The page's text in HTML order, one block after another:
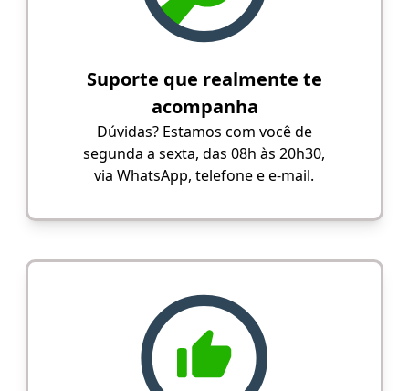
Suporte que realmente te
acompanha
Dúvidas? Estamos com você de
segunda a sexta, das 08h às 20h30,
via WhatsApp, telefone e e-mail.